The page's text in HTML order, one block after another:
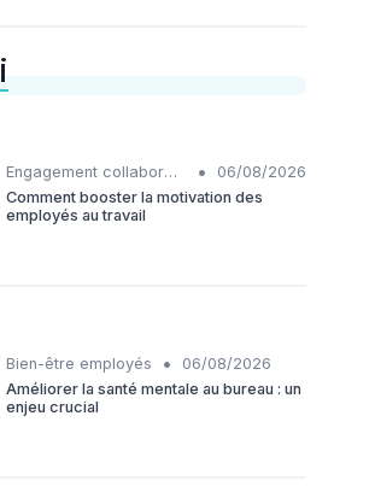
Engagement collaborateurs •
06/08/2026
Comment booster la motivation des
employés au travail
Bien-être employés •
06/08/2026
Améliorer la santé mentale au bureau : un
enjeu crucial